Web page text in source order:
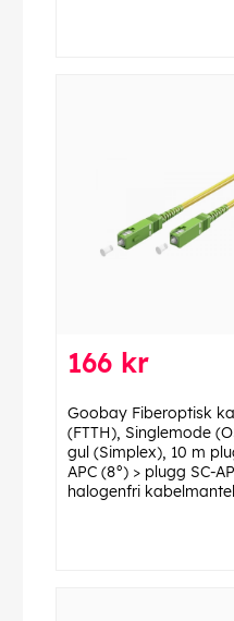
166 kr
Goobay Fiberoptisk
(FTTH), Singlemode
gul (Simplex), 10 m
APC (8°) > plugg SC-
halogenfri